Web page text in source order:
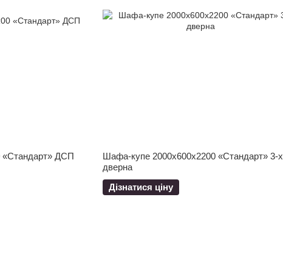
«Стандарт» ДСП
Шафа-купе 2000x600x2200 «Стандарт» 3-х
дверна
Дізнатися ціну